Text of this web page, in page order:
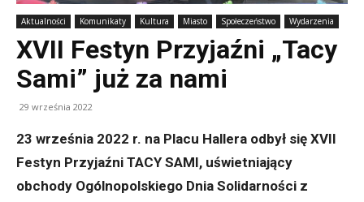
Aktualności Komunikaty Kultura Miasto Społeczeństwo Wydarzenia
XVII Festyn Przyjaźni „Tacy
Sami” już za nami
29 września 2022
23 września 2022 r. na Placu Hallera odbył się XVII
Festyn Przyjaźni TACY SAMI, uświetniający
obchody Ogólnopolskiego Dnia Solidarności z